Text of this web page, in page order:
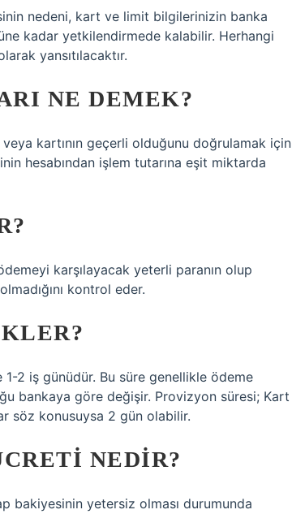
nedeni, kart ve limit bilgilerinizin banka
kadar yetkilendirmede kalabilir. Herhangi
yansıtılacaktır.
NE DEMEK?
kartının geçerli olduğunu doğrulamak için
hesabından işlem tutarına eşit miktarda
karşılayacak yeterli paranın olup
kontrol eder.
2 iş günüdür. Bu süre genellikle ödeme
bankaya göre değişir. Provizyon süresi; Kart
söz konusuysa 2 gün olabilir.
NEDIR?
bakiyesinin yetersiz olması durumunda